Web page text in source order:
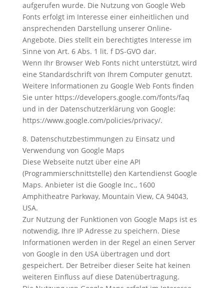
aufgerufen wurde. Die Nutzung von Google Web
Fonts erfolgt im Interesse einer einheitlichen und
ansprechenden Darstellung unserer Online-
Angebote. Dies stellt ein berechtigtes Interesse im
Sinne von Art. 6 Abs. 1 lit. f DS-GVO dar.
Wenn Ihr Browser Web Fonts nicht unterstützt, wird
eine Standardschrift von Ihrem Computer genutzt.
Weitere Informationen zu Google Web Fonts finden
Sie unter https://developers.google.com/fonts/faq
und in der Datenschutzerklärung von Google:
https://www.google.com/policies/privacy/.
8. Datenschutzbestimmungen zu Einsatz und
Verwendung von Google Maps
Diese Webseite nutzt über eine API
(Programmierschnittstelle) den Kartendienst Google
Maps. Anbieter ist die Google Inc., 1600
Amphitheatre Parkway, Mountain View, CA 94043,
USA.
Zur Nutzung der Funktionen von Google Maps ist es
notwendig, Ihre IP Adresse zu speichern. Diese
Informationen werden in der Regel an einen Server
von Google in den USA übertragen und dort
gespeichert. Der Betreiber dieser Seite hat keinen
weiteren Einfluss auf diese Datenübertragung.